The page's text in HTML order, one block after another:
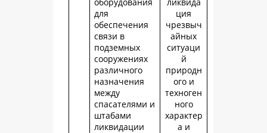
для
обеспечения
связи в
подземных
сооружениях
различного
назначения
между
спасателями и
штабами
ликвидации
ция
чрезвыч
айных
ситуаци
й
природн
ого и
техноген
ного
характер
а и